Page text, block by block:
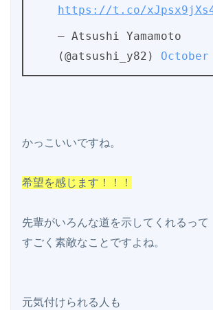
https://t.co/
— Atsushi Yamamoto
(@atsushi_y82)
かっこいいですね。
希望を感じます！！！
先輩がいろんな道を示してくれるって
すごく素敵なことですよね。
元気付けられる人も